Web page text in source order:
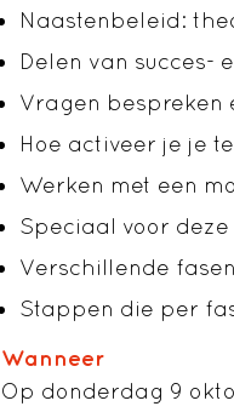
Naastenbeleid:
Delen van succes-
Vragen bespreken
Hoe activeer je je
Werken met een
Speciaal voor
Verschillende
Stappen die per
Wanneer
Op donderdag 9